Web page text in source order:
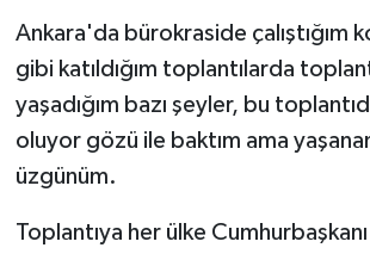
Ankara'da bürokraside çalıştığım
gibi katıldığım toplantılarda
yaşadığım bazı şeyler, bu
oluyor gözü ile baktım ama
üzgünüm.
Toplantıya her ülke